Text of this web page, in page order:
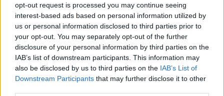
opt-out request is processed you may continue seeing
interest-based ads based on personal information utilized by
us or personal information disclosed to third parties prior to
your opt-out. You may separately opt-out of the further
disclosure of your personal information by third parties on the
IAB’s list of downstream participants. This information may
also be disclosed by us to third parties on the IAB’s List of
Downstream Participants that may further disclose it to other